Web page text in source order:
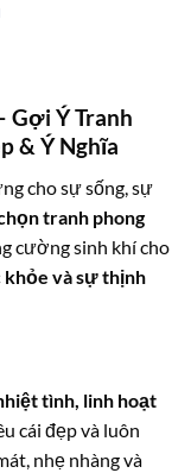
Gợi Ý Tranh
& Ý Nghĩa
cho sự sống, sự
tranh phong
cường sinh khí cho
khỏe và sự thịnh
tình, linh hoạt
cái đẹp và luôn
nhẹ nhàng và